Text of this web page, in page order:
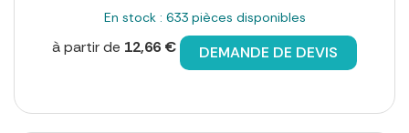
En stock : 633 pièces disponibles
à partir de 12,66 € DEMANDE DE DEVIS